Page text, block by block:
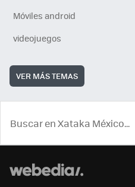
Móviles android
videojuegos
VER MÁS TEMAS